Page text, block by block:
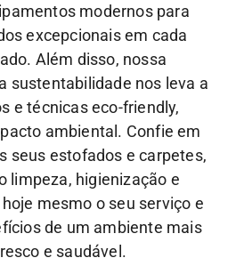
modernos para
excepcionais em cada
Além disso, nossa
sustentabilidade nos leva a
e técnicas eco-friendly,
ambiental. Confie em
seus estofados e carpetes,
limpeza, higienização e
mesmo o seu serviço e
de um ambiente mais
e saudável.